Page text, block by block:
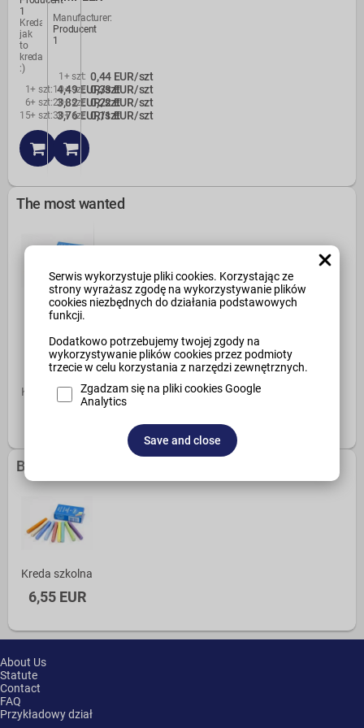
Serwis wykorzystuje pliki cookies. Korzystając ze
strony wyrażasz zgodę na wykorzystywanie plików
cookies niezbędnych do działania podstawowych
funkcji.
Dodatkowo potrzebujemy twojej zgody na
wykorzystywanie plików cookies przez podmioty
trzecie w celu korzystania z narzędzi zewnętrznych.
Zgadzam się na pliki cookies Google
Analytics
Save and close
1
Kreda
jak
to
kreda
:)
1+ szt: 4,49 EUR/szt
6+ szt: 3,82 EUR/szt
15+ szt: 3,76 EUR/szt
Manufacturer:
Producent
1
1+ szt: 0,44 EUR/szt
10+ szt: 0,33 EUR/szt
20+ szt: 0,22 EUR/szt
30+ szt: 0,11 EUR/szt
The most wanted
Kreda szkolna Adapter SC/APC SM SIMPLEX
Bestsellers
Kreda szkolna
6,55 EUR
About Us
Statute
Contact
FAQ
Przykładowy dział